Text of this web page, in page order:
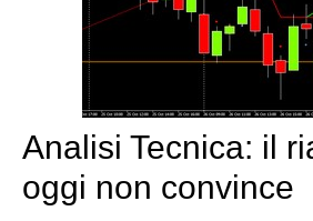
Analisi Tecnica: il
oggi non convince